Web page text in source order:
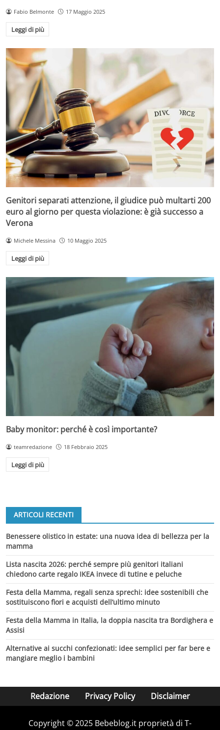
Fabio Belmonte 17 Maggio 2025
Leggi di più
Genitori separati attenzione, il giudice può multarti 200
euro al giorno per questa violazione: è già successo a
Verona
Michele Messina 10 Maggio 2025
Leggi di più
Baby monitor: perché è così importante?
teamredazione 18 Febbraio 2025
Leggi di più
ARTICOLI RECENTI
Benessere olistico in estate: una nuova idea di bellezza per la
mamma
Lista nascita 2026: perché sempre più genitori italiani
chiedono carte regalo IKEA invece di tutine e peluche
Festa della Mamma, regali senza sprechi: idee sostenibili che
sostituiscono fiori e acquisti dell’ultimo minuto
Festa della Mamma in Italia, la doppia nascita tra Bordighera e
Assisi
Alternative ai succhi confezionati: idee semplici per far bere e
mangiare meglio i bambini
Redazione Privacy Policy Disclaimer
Copyright © 2025 Bebeblog.it proprietà di T-